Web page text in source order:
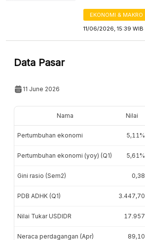
EKONOMI & MAKRO
11/06/2026, 15:39 WIB
Data Pasar
11 June 2026
Nama Nilai
Pertumbuhan ekonomi 5,11%
Pertumbuhan ekonomi (yoy) (Q1) 5,61%
Gini rasio (Sem2) 0,38
PDB ADHK (Q1) 3.447,70
Nilai Tukar USDIDR 17.957
Neraca perdagangan (Apr) 89,10